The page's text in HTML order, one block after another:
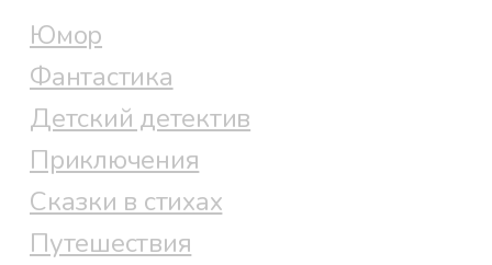
Юмор
Фантастика
Детский детектив
Приключения
Сказки в стихах
Путешествия